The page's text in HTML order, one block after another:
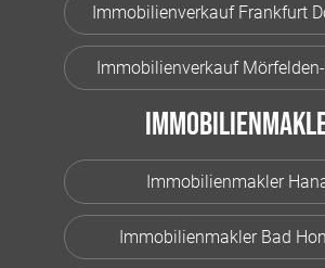
Immobilienverkauf Frankfurt
Immobilienverkauf
Immobilienmakler
Immobilienmakler Bad